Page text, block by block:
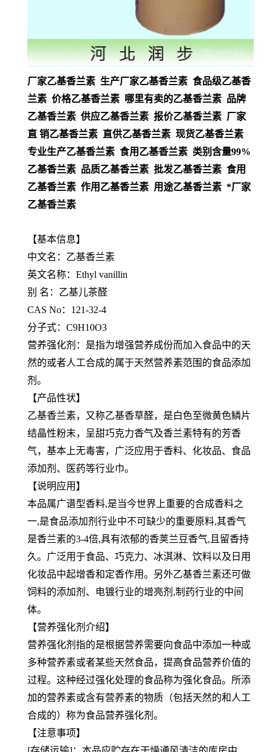
厂家乙基香兰素 生产厂家乙基香兰素 食品级乙基香
兰素 价格乙基香兰素 哪里有卖的乙基香兰素 品牌
乙基香兰素 供应乙基香兰素 报价乙基香兰素 厂家
直 销乙基香兰素 直供乙基香兰素 现货乙基香兰素
专业生产乙基香兰素 食用乙基香兰素 类别含量99%
乙基香兰素 品质乙基香兰素 批发乙基香兰素 食用
乙基香兰素 作用乙基香兰素 用途乙基香兰素 *厂家
乙基香兰素
【基本信息】
中文名：乙基香兰素
英文名称：Ethyl vanillin
别 名：乙基儿茶醛
CAS No：121-32-4
分子式：C9H10O3
营养强化剂：是指为增强营养成份而加入食品中的天
然的或者人工合成的属于天然营养素范围的食品添加
剂。
【产品性状】
乙基香兰素，又称乙基香草醛，是白色至微黄色鳞片
结晶性粉末，呈甜巧克力香气及香兰素特有的芳香
气，基本上无毒害，广泛应用于香料、化妆品、食品
添加剂、医药等行业巾。
【说明应用】
本品属广谱型香料,是当今世界上重要的合成香料之
一,是食品添加剂行业中不可缺少的重要原料,其香气
是香兰素的3-4倍,具有浓郁的香荚兰豆香气,且留香持
久。广泛用于食品、巧克力、冰淇淋、饮料以及日用
化妆品中起增香和定香作用。另外乙基香兰素还可做
饲料的添加剂、电镀行业的增亮剂,制药行业的中间
体。
【营养强化剂介绍】
营养强化剂指的是根据营养需要向食品中添加一种或
多种营养素或者某些天然食品，提高食品营养价值的
过程。这种经过强化处理的食品称为强化食品。所添
加的营养素或含有营养素的物质（包括天然的和人工
合成的）称为食品营养强化剂。
【注意事项】